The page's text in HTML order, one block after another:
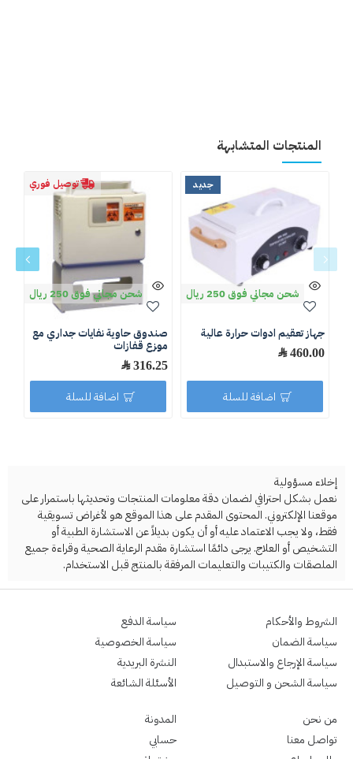
المنتجات المتشابهة
جديد
شحن مجاني فوق 250 ريال
جهاز تعقيم ادوات حرارة عالية
460.00 ﷼
اضافة للسلة
توصيل فوري
شحن مجاني فوق 250 ريال
صندوق حاوية نفايات جداري مع
موزع قفازات
316.25 ﷼
اضافة للسلة
إخلاء مسؤولية
نعمل بشكل احترافي لضمان دقة معلومات المنتجات وتحديثها باستمرار على
موقعنا الإلكتروني. المحتوى المقدم على هذا الموقع هو لأغراض تسويقية
فقط، ولا يجب الاعتماد عليه أو أن يكون بديلاً عن الاستشارة الطبية أو
التشخيص أو العلاج. يرجى دائمًا استشارة مقدم الرعاية الصحية وقراءة جميع
الملصقات والكتيبات والتعليمات المرفقة بالمنتج قبل الاستخدام.
الشروط والأحكام
سياسة الضمان
سياسة الإرجاع والاستبدال
سياسة الشحن و التوصيل
سياسة الدفع
سياسة الخصوصية
النشرة البريدية
الأسئلة الشائعة
من نحن
تواصل معنا
المدونة
حسابي